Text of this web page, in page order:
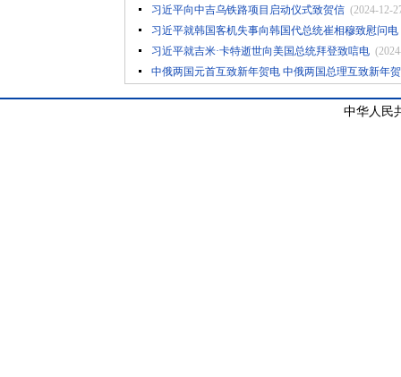
习近平向中吉乌铁路项目启动仪式致贺信 (2024-12-
习近平就韩国客机失事向韩国代总统崔相穆致慰问电
习近平就吉米·卡特逝世向美国总统拜登致唁电
中俄两国元首互致新年贺电 中俄两国总理互致新年
中华人民